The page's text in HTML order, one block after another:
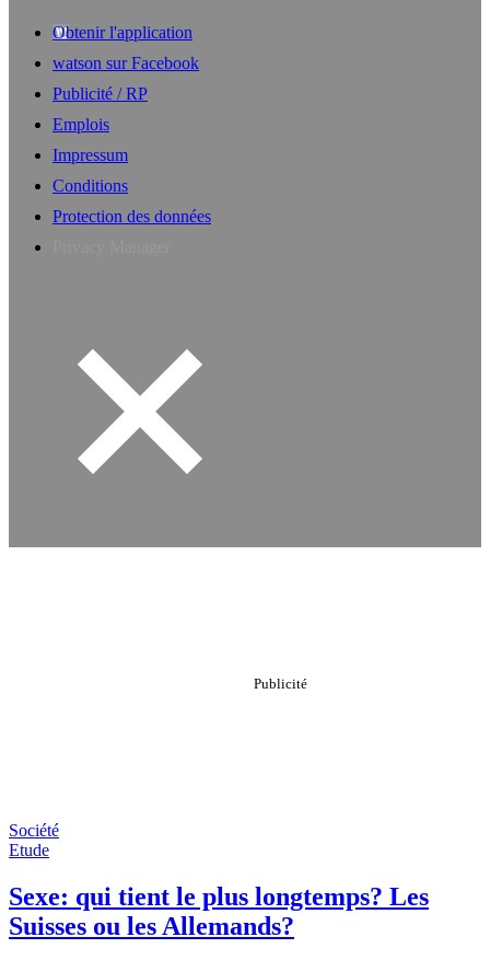
Obtenir l'application
watson sur Facebook
Publicité / RP
Emplois
Impressum
Conditions
Protection des données
Société
Etude
Sexe: qui tient le plus longtemps? Les
Suisses ou les Allemands?